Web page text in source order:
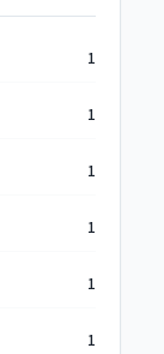
1
1
1
1
1
1